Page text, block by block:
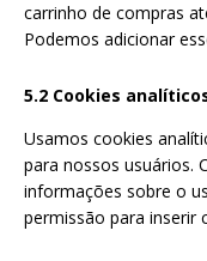
carrinho de compras
Podemos adicionar
5.2 Cookies
Usamos cookies
para nossos usuários.
informações sobre o
permissão para inserir